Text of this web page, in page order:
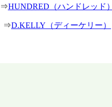
⇒HUNDRED（ハンドレッド）
⇒D.KELLY（ディーケリー）